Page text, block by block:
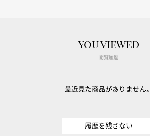
YOU VIEWED
閲覧履歴
最近見た商品がありません。
履歴を残さない